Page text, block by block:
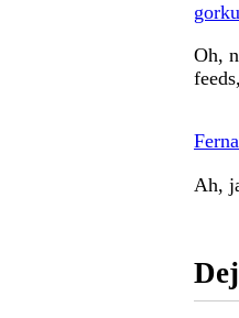
Oh,
Ah,